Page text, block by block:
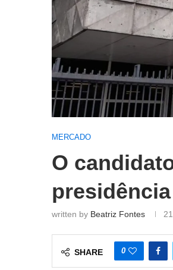
MERCADO
O
written by Beatriz Fontes
SHARE 0